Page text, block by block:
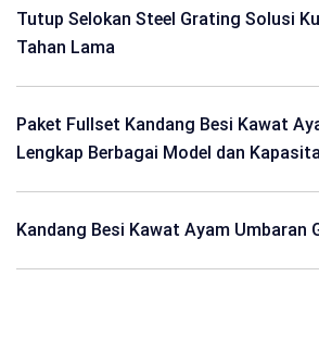
Tutup Selokan Steel Grating Solusi
Tahan Lama
Paket Fullset Kandang Besi Kawat
Lengkap Berbagai Model dan
Kandang Besi Kawat Ayam Umbaran